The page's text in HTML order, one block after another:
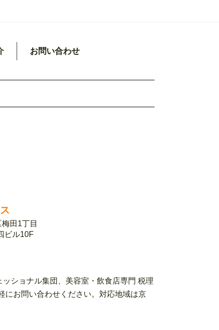
お問い合わせ
田1丁目
ビル10F
ショナル集団、美容室・飲食店専門 税理
にお問い合わせください。対応地域は京